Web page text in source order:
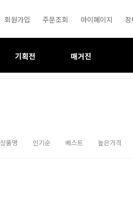
회원가입 주문조회 마이페이지
기획전 매거진
상품명 인기순 베스트 높은가격